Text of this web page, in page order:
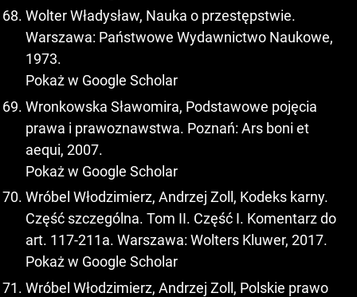
Wolter Władysław, Nauka o przestępstwie.
Warszawa: Państwowe Wydawnictwo Naukowe,
1973.
Pokaż w Google Scholar
Wronkowska Sławomira, Podstawowe pojęcia
prawa i prawoznawstwa. Poznań: Ars boni et
aequi, 2007.
Pokaż w Google Scholar
Wróbel Włodzimierz, Andrzej Zoll, Kodeks karny.
Część szczególna. Tom II. Część I. Komentarz do
art. 117-211a. Warszawa: Wolters Kluwer, 2017.
Pokaż w Google Scholar
Wróbel Włodzimierz, Andrzej Zoll, Polskie prawo